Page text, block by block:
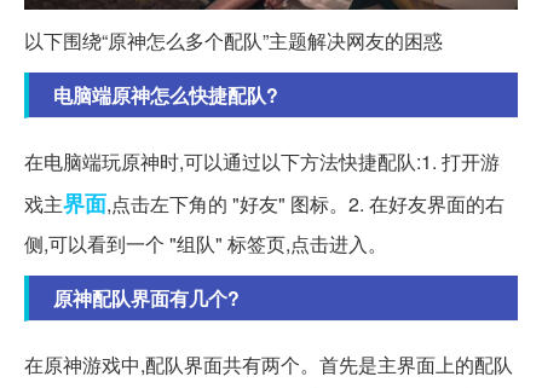
以下围绕“原神怎么多个配队”主题解决网友的困惑
电脑端原神怎么快捷配队?
在电脑端玩原神时,可以通过以下方法快捷配队:1. 打开游
戏主界面,点击左下角的 "好友" 图标。2. 在好友界面的右
侧,可以看到一个 "组队" 标签页,点击进入。
原神配队界面有几个?
在原神游戏中,配队界面共有两个。首先是主界面上的配队